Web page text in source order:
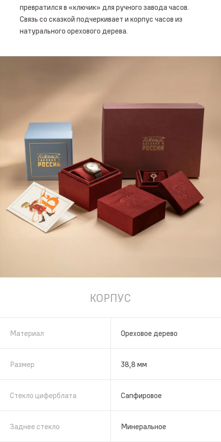
превратился в «ключик» для ручного завода часов.
Связь со сказкой подчеркивает и корпус часов из
натурального орехового дерева.
КОРПУС
Материал Ореховое дерево
Размер 38,8 мм
Стекло циферблата Сапфировое
Заднее стекло Минеральное